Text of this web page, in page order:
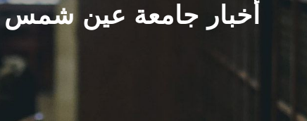
أخبار جامعة عين شمس